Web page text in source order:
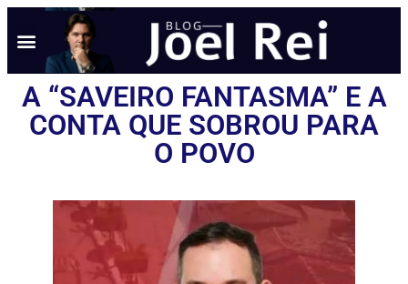
A “SAVEIRO FANTASMA” E A
CONTA QUE SOBROU PARA
O POVO